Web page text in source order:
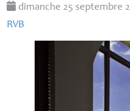
dimanche 25 septembre
RVB